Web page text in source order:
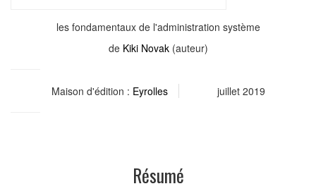
les fondamentaux de l'administration système
de Kiki Novak(auteur)
Maison d'édition : Eyrolles juillet 2019
Résumé